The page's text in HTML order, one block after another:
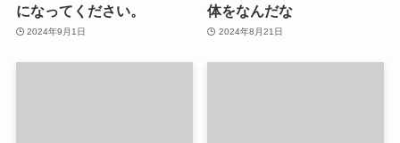
になってください。
2024年9月1日
体をなんだな
2024年8月21日